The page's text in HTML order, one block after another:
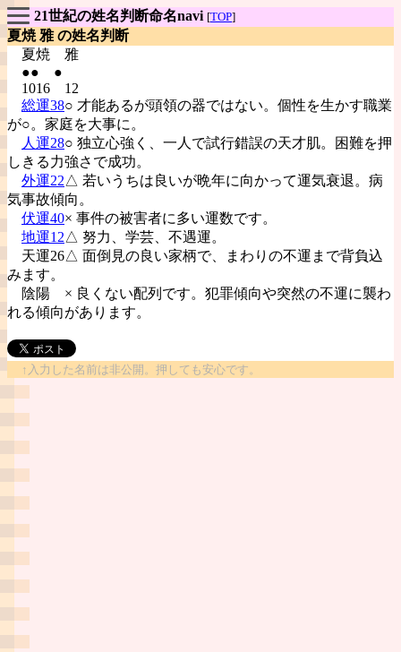
21世紀の姓名判断命名navi [TOP]
夏焼 雅 の姓名判断
夏焼 雅
●● ●
1016 12
総運38○ 才能あるが頭領の器ではない。個性を生かす職業
が○。家庭を大事に。
人運28○ 独立心強く、一人で試行錯誤の天才肌。困難を押
しきる力強さで成功。
外運22△ 若いうちは良いが晩年に向かって運気衰退。病
気事故傾向。
伏運40× 事件の被害者に多い運数です。
地運12△ 努力、学芸、不遇運。
天運26△ 面倒見の良い家柄で、まわりの不運まで背負込
みます。
陰陽 × 良くない配列です。犯罪傾向や突然の不運に襲わ
れる傾向があります。
↑入力した名前は非公開。押しても安心です。